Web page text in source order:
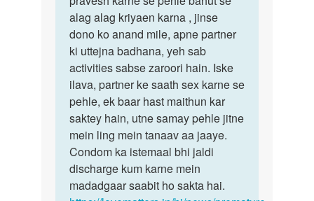
alag alag kriyaen karna , jinse
dono ko anand mile, apne partner
ki uttejna badhana, yeh sab
activities sabse zaroori hain. Iske
ilava, partner ke saath sex karne se
pehle, ek baar hast maithun kar
saktey hain, utne samay pehle jitne
mein ling mein tanaav aa jaaye.
Condom ka istemaal bhi jaldi
discharge kum karne mein
madadgaar saabit ho sakta hai.